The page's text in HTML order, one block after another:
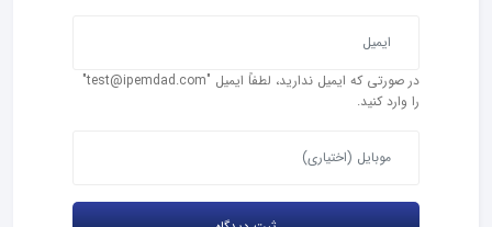
در صورتی که ایمیل ندارید، لطفاً ایمیل "test@ipemdad.com"
را وارد کنید.